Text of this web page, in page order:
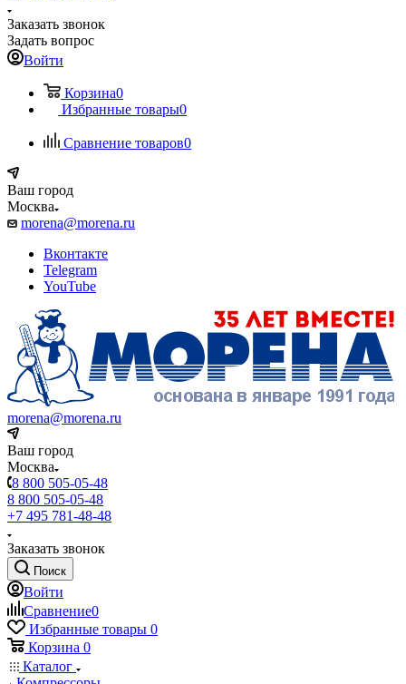
Заказать звонок
Задать вопрос
Войти
Корзина0
Избранные товары0
Сравнение товаров0
Ваш город
Москва
morena@morena.ru
Вконтакте
Telegram
YouTube
morena@morena.ru
Ваш город
Москва
8 800 505-05-48
8 800 505-05-48
+7 495 781-48-48
Заказать звонок
Поиск
Войти
Сравнение0
Избранные товары 0
Корзина 0
Каталог